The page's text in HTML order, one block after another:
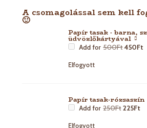
A csomagolással sem kell
🙂
Papír tasak - barna,
üdvözlőkártyával
Add for 500Ft450Ft
Elfogyott
Papír tasak-rózsaszín
Add for 250Ft 225Ft
Elfogyott